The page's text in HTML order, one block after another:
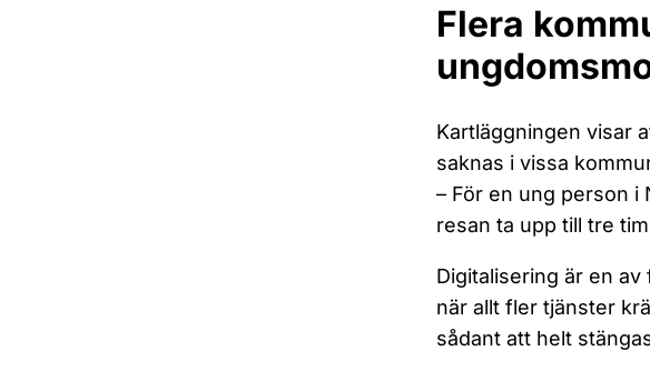
Flera
Kartläggningen visar
saknas i vissa
– För en ung person
resan ta upp till tre
Digitalisering är en
när allt fler tjänster
sådant att helt